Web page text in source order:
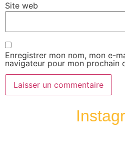
Site web
Enregistrer mon nom, mon e-
navigateur pour mon prochain